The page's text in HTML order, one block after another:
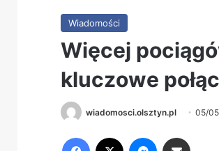
Wiadomości
Więcej
kluczowe
wiadomosci.olsztyn.pl 05/